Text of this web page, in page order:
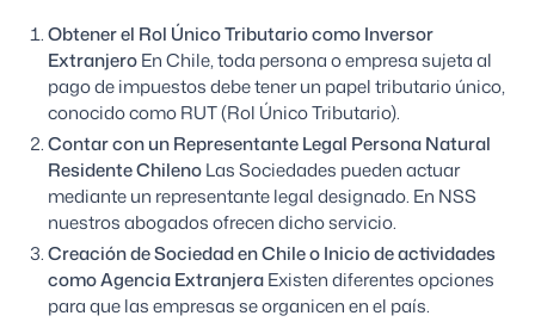
Obtener el Rol Único Tributario como Inversor
ExtranjeroEn Chile, toda persona o empresa sujeta al
pago de impuestos debe tener un papel tributario único,
conocido como RUT (Rol Único Tributario).
Contar con un Representante Legal Persona Natural
Residente ChilenoLas Sociedades pueden actuar
mediante un representante legal designado. En NSS
nuestros abogados ofrecen dicho servicio.
Creación de Sociedad en Chile o Inicio de actividades
como Agencia ExtranjeraExisten diferentes opciones
para que las empresas se organicen en el país.